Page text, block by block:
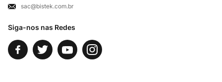
Siga-nos nas Redes
Fale Conosco
sac@bistek.com.br